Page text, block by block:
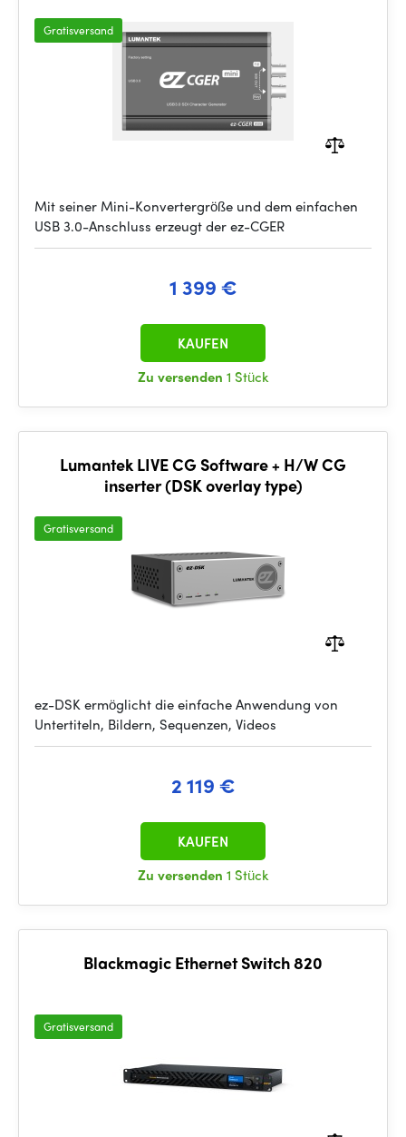
Gratisversand
Mit seiner Mini-Konvertergröße und dem einfachen
USB 3.0-Anschluss erzeugt der ez-CGER
1 399 €
Zu versenden 1 Stück
KAUFEN
Lumantek LIVE CG Software + H/W CG
inserter (DSK overlay type)
Gratisversand
ez-DSK ermöglicht die einfache Anwendung von
Untertiteln, Bildern, Sequenzen, Videos
2 119 €
Zu versenden 1 Stück
KAUFEN
Blackmagic Ethernet Switch 820
Gratisversand